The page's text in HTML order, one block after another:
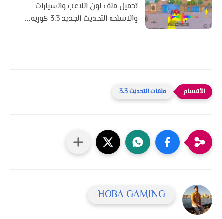
تحميل ملف لون اللاعب والسيارات
والاسلحه التحديث الجديد 3.3 كوريه...
ملفات التحديث 3.3
HOBA GAMING